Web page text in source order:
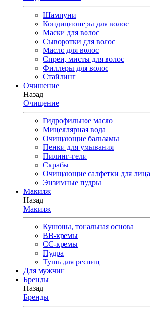
Шампуни
Кондиционеры для волос
Маски для волос
Сыворотки для волос
Масло для волос
Спреи, мисты для волос
Филлеры для волос
Стайлинг
Очищение
Назад
Очищение
Гидрофильное масло
Мицеллярная вода
Очищающие бальзамы
Пенки для умывания
Пилинг-гели
Скрабы
Очищающие салфетки для лица
Энзимные пудры
Макияж
Назад
Макияж
Кушоны, тональная основа
BB-кремы
CC-кремы
Пудра
Тушь для ресниц
Для мужчин
Бренды
Назад
Бренды